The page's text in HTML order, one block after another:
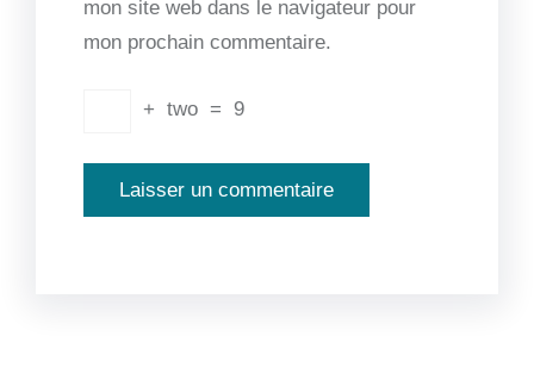
mon site web dans le navigateur pour
mon prochain commentaire.
+ two = 9